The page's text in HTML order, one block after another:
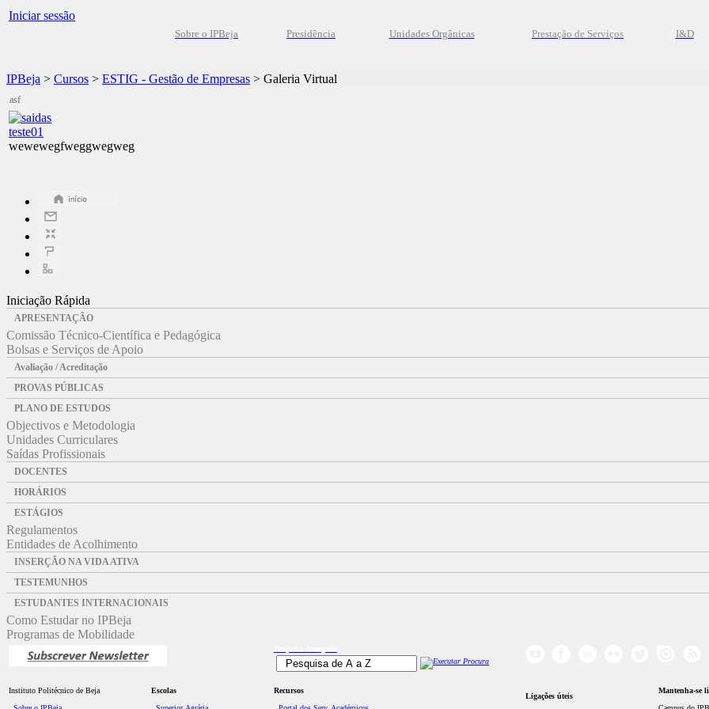
Iniciar sessão
Sobre o IPBeja Presidência Unidades Orgânicas Prestação de Serviços I&D
IPBeja > Cursos > ESTIG - Gestão de Empresas > Galeria Virtual
asf
teste01
wewewegfweggwegweg
Iniciação Rápida
APRESENTAÇÃO
Comissão Técnico-Científica e Pedagógica
Bolsas e Serviços de Apoio
Avaliação / Acreditação
PROVAS PÚBLICAS
PLANO DE ESTUDOS
Objectivos e Metodologia
Unidades Curriculares
Saídas Profissionais
DOCENTES
HORÁRIOS
ESTÁGIOS
Regulamentos
Entidades de Acolhimento
INSERÇÃO NA VIDA ATIVA
TESTEMUNHOS
ESTUDANTES INTERNACIONAIS
Como Estudar no IPBeja
Programas de Mobilidade
Instituto Politécnico de Beja
Escolas
Recursos
Ligações úteis
Mantenha-se